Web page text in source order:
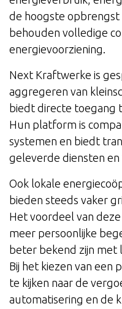
de hoogste opbrengst
behouden volledige
energievoorziening.
Next Kraftwerke is
aggregeren van
biedt directe toegang
Hun platform is
systemen en biedt
geleverde diensten en
Ook lokale
bieden steeds vaker
Het voordeel van
meer persoonlijke
beter bekend zijn met
Bij het kiezen van een
te kijken naar de
automatisering en de